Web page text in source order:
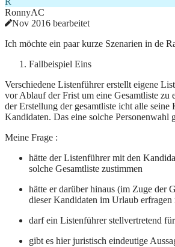
RonnyAC
Nov 2016 bearbeitet
Ich möchte ein paar kurze Szenarien in de
Fallbeispiel Eins
Verschiedene Listenführer erstellt eigene
vor Ablauf der Frist um eine Gesamtliste zu
der Erstellung der gesamtliste icht alle
Kandidaten. Das eine solche
Meine Frage :
hätte der Listenführer mit den
solche Gesamtliste zustimmen
hätte er darüber hinaus (im Zuge der
dieser Kandidaten im Urlaub
darf ein Listenführer stellvertretend
gibt es hier juristisch eindeutige